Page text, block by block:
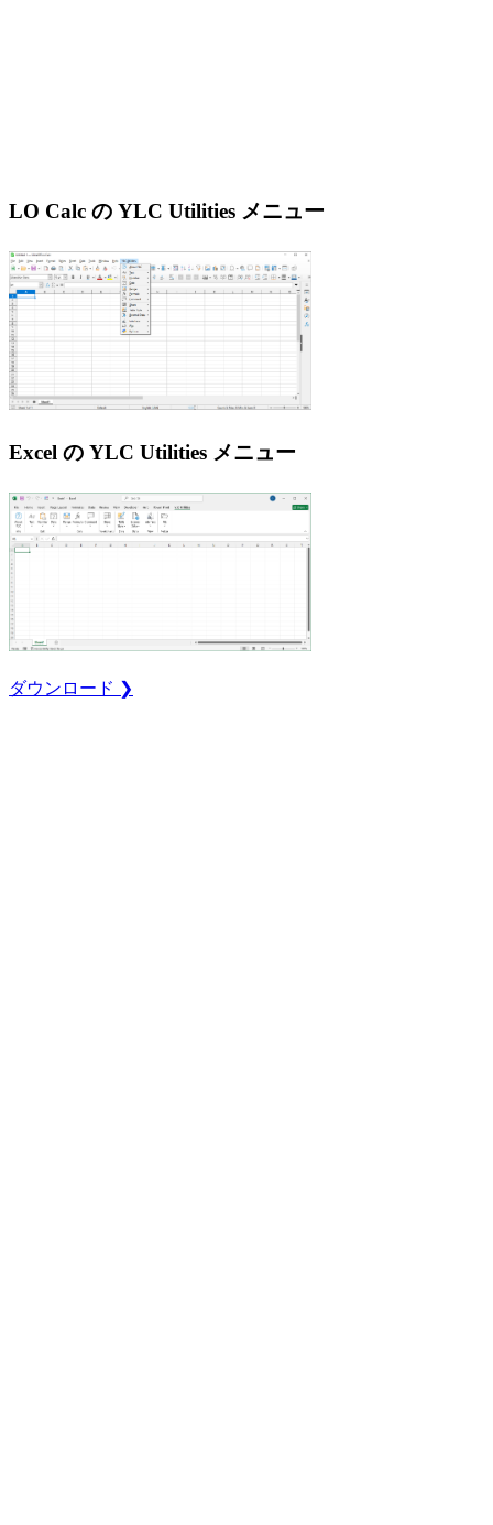
LO Calc の YLC Utilities メニュー
Excel の YLC Utilities メニュー
ダウンロード ❯